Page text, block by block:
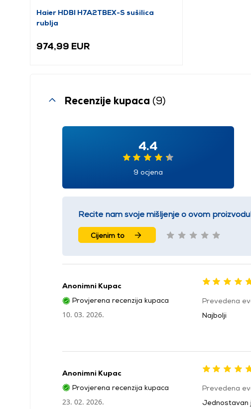
Haier HDBI H7A2TBEX-S sušilica
rublja
974,99 EUR
Recenzije kupaca (9)
4.4
9 ocjena
Recite nam svoje mišljenje o ovom
Cijenim to
Anonimni Kupac
Provjerena recenzija kupaca
10. 03. 2026.
Prevedena
Najbolji
Anonimni Kupac
Provjerena recenzija kupaca
23. 02. 2026.
Prevedena
Jednostavan